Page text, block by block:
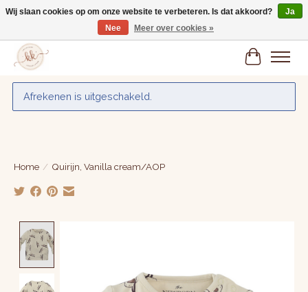
Gratis verzenden vanaf € 75,-
Afrekenen is uitgeschakeld.
Home / Quirijn, Vanilla cream/AOP
Wij slaan cookies op om onze website te verbeteren. Is dat akkoord?
Ja
Nee
Meer over cookies »